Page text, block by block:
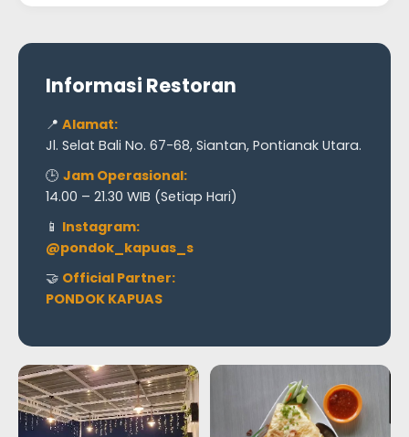
Informasi Restoran
📍 Alamat:
Jl. Selat Bali No. 67-68, Siantan, Pontianak Utara.
🕒 Jam Operasional:
14.00 – 21.30 WIB (Setiap Hari)
📱 Instagram:
@pondok_kapuas_s
🤝 Official Partner:
PONDOK KAPUAS